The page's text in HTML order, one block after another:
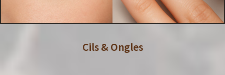
Cils & Ongles